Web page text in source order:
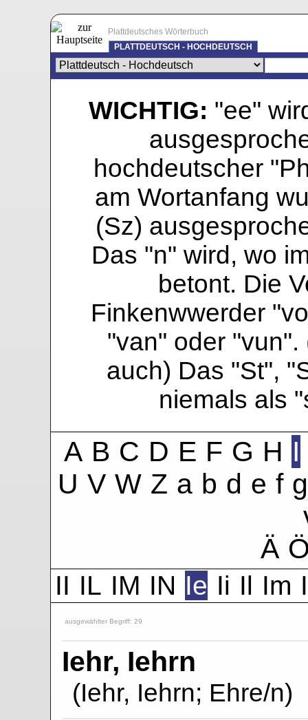
Plattdeutsches Wörterbuch
PLATTDEUTSCH - HOCHDEUTSCH
WICHTIG: "ee"
hochdeutscher
am Wortanfang
(Sz)
Das "n" wird, wo
betont. Die
Finkenwwerder
"van" oder "vun".
auch) Das "St",
niemals als
A B C D E F G H I
U V W Z a b d e f g
Ä
II IL IM IN Ie Ii Il Im
ausgewählter Begriff: 29
Iehr, Iehrn
(Iehr, Iehrn; Ehre/n)